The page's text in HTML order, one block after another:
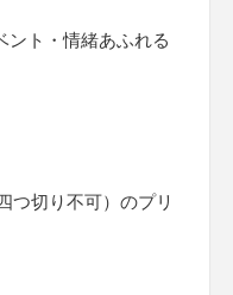
ト・情緒あふれる
つ切り不可）のプリ